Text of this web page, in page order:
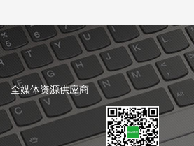
全媒体资源供应商